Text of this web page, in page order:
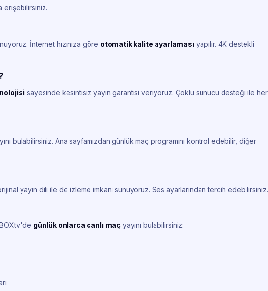
erişebilirsiniz.
İnternet hızınıza göre otomatik kalite ayarlaması yapılır. 4K destekli
sayesinde kesintisiz yayın garantisi veriyoruz. Çoklu sunucu desteği ile her
bulabilirsiniz. Ana sayfamızdan günlük maç programını kontrol edebilir, diğer
yayın dili ile de izleme imkanı sunuyoruz. Ses ayarlarından tercih edebilirsiniz.
günlük onlarca canlı maç yayını bulabilirsiniz: